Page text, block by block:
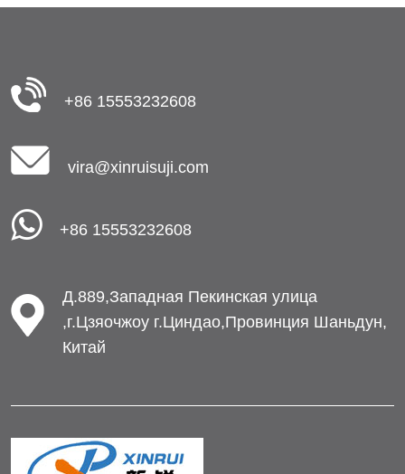
+86 15553232608
vira@xinruisuji.com
+86 15553232608
Д.889,Западная Пекинская улица
,г.Цзяочжоу г.Циндао,Провинция Шаньдун,
Китай